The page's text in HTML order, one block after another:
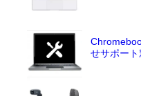
せサポー